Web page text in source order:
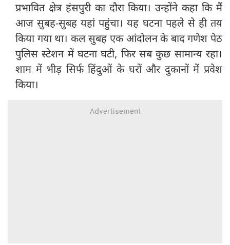
प्रभावित क्षेत्र हंसपुरी का दौरा किया। उन्होंने कहा कि मैं
आज सुबह-सुबह यहां पहुंचा। यह घटना पहले से ही तय
किया गया था। कल सुबह एक आंदोलन के बाद गणेश पेठ
पुलिस स्टेशन में घटना घटी, फिर सब कुछ सामान्य रहा।
शाम में भीड़ सिर्फ हिंदुओं के घरों और दुकानों में प्रवेश
किया।